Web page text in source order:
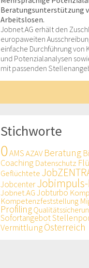
Beratungsunterstützung
Arbeitslosen.
Jobnet.AG erhält den
europaweiten
einfache Durchführung von
und Potenzialanalysen
mit passenden
Stichworte
0AMSAZAV Beratung
Coaching Datenschutz
Geflüchtete
Jobcenter
Jobnet.AGJobturbo
Kompetenzfeststellung
Profiling
Sofortangebot
VermittlungÖsterreich